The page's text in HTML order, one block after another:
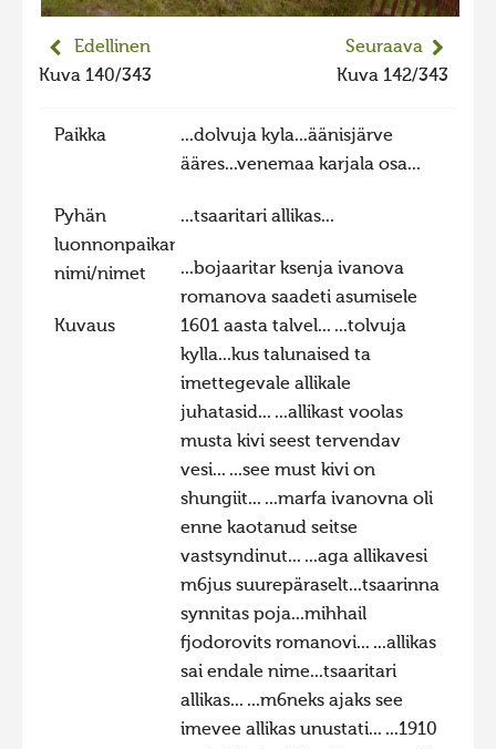
Hiite kuvavõistlus 2018
Hiite kuvavõistlus 2015
Hiite kuvavõistlus 2013
Hiite kuvavõistlus 2012
Hiite kuvavõistlus 2011
Hiite kuvavõistlus 2010
Hiite kuvavõistlus 2008
Edellinen
Kuva 140/343
Seuraava
Kuva 142/343
Paikka
...dolvuja kyla...äänisjärve
ääres...venemaa karjala osa...
Pyhän
luonnonpaikan
nimi/nimet
...tsaaritari allikas...
Kuvaus
...bojaaritar ksenja ivanova
romanova saadeti asumisele
1601 aasta talvel... ...tolvuja
kylla...kus talunaised ta
imettegevale allikale
juhatasid... ...allikast voolas
musta kivi seest tervendav
vesi... ...see must kivi on
shungiit... ...marfa ivanovna oli
enne kaotanud seitse
vastsyndinut... ...aga allikavesi
m6jus suurepäraselt...tsaarinna
synnitas poja...mihhail
fjodorovits romanovi... ...allikas
sai endale nime...tsaaritari
allikas... ...m6neks ajaks see
imevee allikas unustati... ...1910